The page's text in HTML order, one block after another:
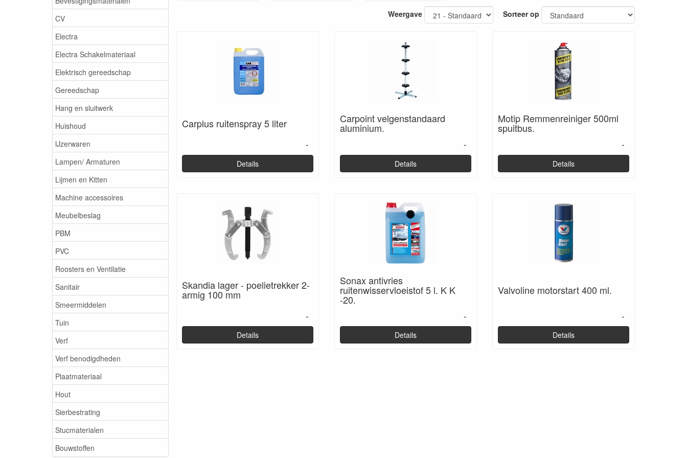
CV
Electra
Electra Schakelmateriaal
Elektrisch gereedschap
Gereedschap
Hang en sluitwerk
Huishoud
IJzerwaren
Lampen/ Armaturen
Lijmen en Kitten
Machine accessoires
Meubelbeslag
PBM
PVC
Roosters en Ventilatie
Sanitair
Smeermiddelen
Tuin
Verf
Verf benodigdheden
Plaatmateriaal
Hout
Sierbestrating
Stucmaterialen
Bouwstoffen
Weergave Sorteer op
Carplus ruitenspray 5 liter
-
Details
Carpoint velgenstandaard
aluminium.
-
Details
Motip Remmenreiniger 500ml
spuitbus.
-
Details
Skandia lager - poelietrekker 2-
armig 100 mm
-
Details
Sonax antivries
ruitenwisservloeistof 5 l. K K
-20.
-
Details
Valvoline motorstart 400 ml.
-
Details